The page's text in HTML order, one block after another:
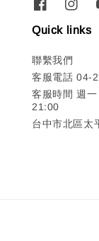
Quick links
聯繫我們
客服電話 04-
客服時間 週
21:00
台中市北區太